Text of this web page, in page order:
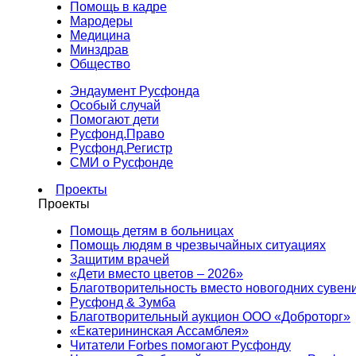
Помощь в кадре
Мародеры
Медицина
Минздрав
Общество
Эндаумент Русфонда
Особый случай
Помогают дети
Русфонд.Право
Русфонд.Регистр
СМИ о Русфонде
Проекты
Проекты
Помощь детям в больницах
Помощь людям в чрезвычайных ситуациях
Защитим врачей
«Дети вместо цветов – 2026»
Благотворительность вместо новогодних
Русфонд & Зумба
Благотворительный аукцион ООО «Доброторг»
«Екатерининская Ассамблея»
Читатели Forbes помогают Русфонду